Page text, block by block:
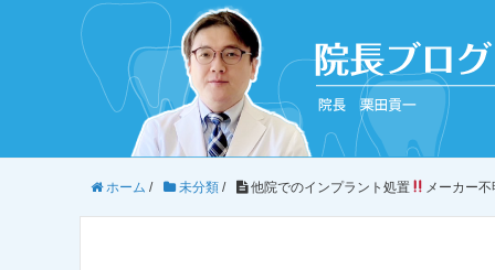
ホーム / 未分類 / 他院でのインプラント処置 メーカー